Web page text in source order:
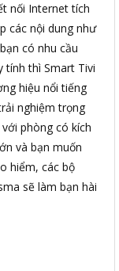
nối Internet tích
các nội dung như
có nhu cầu
tính thì Smart Tivi
hiệu nổi tiếng
nghiệm trọng
phòng có kích
và bạn muốn
hiểm, các bộ
sẽ làm bạn hài